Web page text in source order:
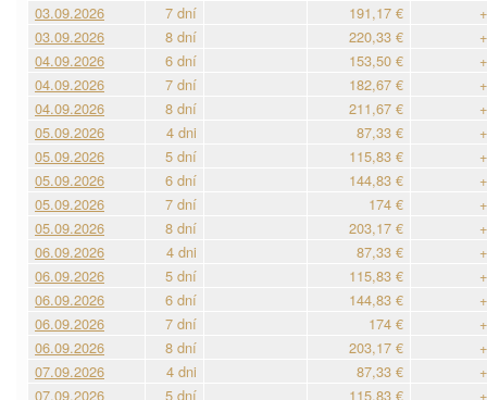
03.09.2026
7 dní 191,17 €
03.09.2026
8 dní 220,33 €
04.09.2026
6 dní 153,50 €
04.09.2026
7 dní 182,67 €
04.09.2026
8 dní 211,67 €
05.09.2026
4 dni 87,33 €
05.09.2026
5 dní 115,83 €
05.09.2026
6 dní 144,83 €
05.09.2026
7 dní 174 €
05.09.2026
8 dní 203,17 €
06.09.2026
4 dni 87,33 €
06.09.2026
5 dní 115,83 €
06.09.2026
6 dní 144,83 €
06.09.2026
7 dní 174 €
06.09.2026
8 dní 203,17 €
07.09.2026
4 dni 87,33 €
07.09.2026
5 dní 115,83 €